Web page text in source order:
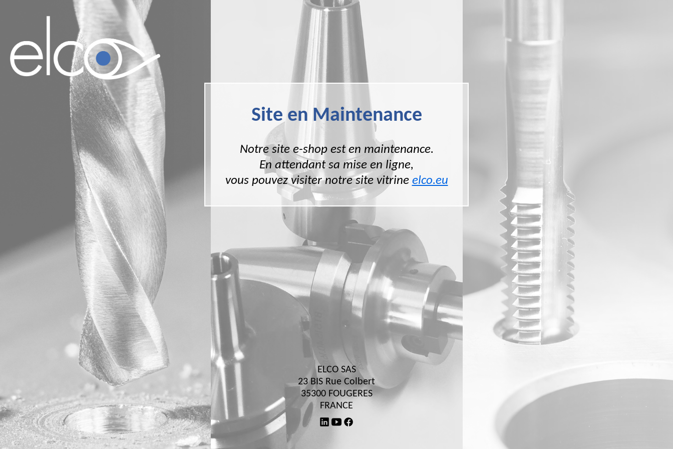
Site en Maintenance
Notre site e-shop est en maintenance.
En attendant sa mise en ligne,
vous pouvez visiter notre site vitrine elco.eu
ELCO SAS
23 BIS Rue Colbert
35300 FOUGERES
FRANCE